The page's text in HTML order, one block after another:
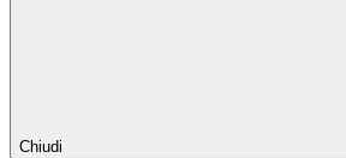
Chiudi